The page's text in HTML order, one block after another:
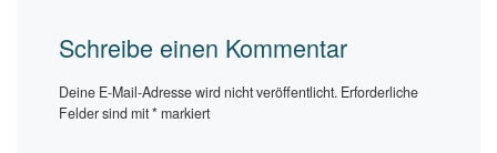
Schreibe einen Kommentar
Deine E-Mail-Adresse wird nicht veröffentlicht. Erforderliche
Felder sind mit*markiert